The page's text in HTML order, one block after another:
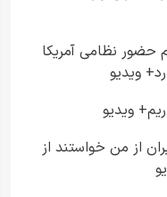
حضور نظامی آمریکا
ویدیو
ویدیو
از من خواستند از